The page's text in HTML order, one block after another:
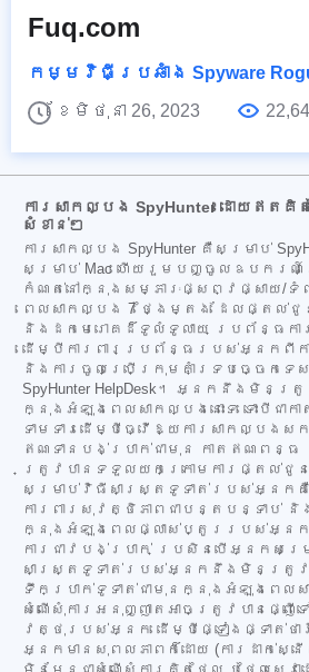
Fuq.com
កម្មវិធីប្រឆាំង Spyware
ខែមិថុនា 26, 2023
ការសាកល្បង SpyHunter ដោយឥត
សំខាន់ៗ
ការសាកល្បង SpyHunter គឺសម្រាប់
សម្រាប់ Mac ហើយរួមបញ្ចូលឧបករណ៍ច្
កំណត់នៅក្នុងសម្ភារៈផ្សព្វផ្សាយ/ទំ
ពេលសាកល្បង 7 ថ្ងៃម្តង ដែលផ្តល់
និងដកមេរោគដ៏ទូលំទូលាយ ប្រព័ន្ធកា
ដើម្បីការពារប្រព័ន្ធរបស់អ្នកពីកា
និងការចូលប្រើក្រុមគាំទ្របច្ចេកទេ
SpyHunter HelpDesk។ អ្នកនឹងមិនត្
ក្នុងអំឡុងពេលសាកល្បងនោះទេ ទោះបីជា
ទាមទារដើម្បីធ្វើឱ្យការសាកល្បងស
ឥណទានបង់ប្រាក់ជាមុន កាតឥណពន្ធ
ត្រូវបានទទួលយកក្រោមការផ្តល់ជូនន
សម្រាប់វិធីសាស្ត្រទូទាត់របស់អ្នកគឺដ
ការពារសុវត្ថិភាពជាបន្តបន្ទាប់ និ
ក្នុងអំឡុងពេលផ្លាស់ប្តូររបស់អ្នកពី
ការជាវបង់ប្រាក់ ប្រសិនបើអ្នកស
សាស្ត្រទូទាត់របស់អ្នកនឹងមិនត្រូវ
ទឹកប្រាក់ទូទាត់ជាមុនក្នុងអំឡុងពេលសាក
សំណើសុំការអនុញ្ញាតអាចត្រូវបានផ្ញើ
វត្ថុរបស់អ្នក ដើម្បីផ្ទៀងផ្ទាត់ថ
អ្នកមានសុពលភាពក៏ដោយ (ការដាក់ស្នើ